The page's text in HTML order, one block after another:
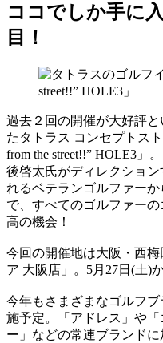
ココでしか手に
目！
過去２回の開催が大好評
たタトラス コンセプトス
from the street!!” HOLE3」
後啓太氏がディレクショ
れるベテランゴルファー
で、すべてのゴルファー
高の機会！
今回の開催地は大阪・西
ア 大阪店」。5月27日(土)
今年もさまざまなゴルフ
施予定。「アドレス」や
ー」などの常連ブランド